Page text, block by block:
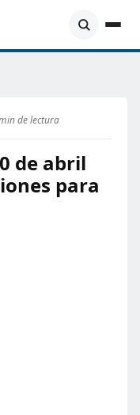
de lectura
de abril
para